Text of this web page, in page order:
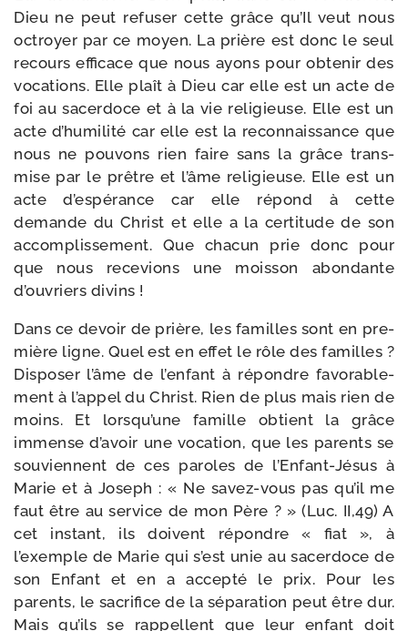
Dieu ne peut refu­ser cette grâce qu’Il veut nous
octroyer par ce moyen. La prière est donc le seul
recours effi­cace que nous ayons pour obte­nir des
voca­tions. Elle plaît à Dieu car elle est un acte de
foi au sacer­doce et à la vie reli­gieuse. Elle est un
acte d’humilité car elle est la recon­nais­sance que
nous ne pou­vons rien faire sans la grâce trans­
mise par le prêtre et l’âme reli­gieuse. Elle est un
acte d’espérance car elle répond à cette
demande du Christ et elle a la cer­ti­tude de son
accom­plis­se­ment. Que cha­cun prie donc pour
que nous rece­vions une mois­son abon­dante
d’ouvriers divins !
Dans ce devoir de prière, les familles sont en pre­
mière ligne. Quel est en effet le rôle des familles ?
Disposer l’âme de l’enfant à répondre favo­ra­ble­
ment à l’appel du Christ. Rien de plus mais rien de
moins. Et lorsqu’une famille obtient la grâce
immense d’avoir une voca­tion, que les parents se
sou­viennent de ces paroles de l’Enfant-Jésus à
Marie et à Joseph : « Ne savez-​vous pas qu’il me
faut être au ser­vice de mon Père ? » (Luc. II,49) A
cet ins­tant, ils doivent répondre « fiat », à
l’exemple de Marie qui s’est unie au sacer­doce de
son Enfant et en a accep­té le prix. Pour les
parents, le sacri­fice de la sépa­ra­tion peut être dur.
Mais qu’ils se rap­pellent que leur enfant doit